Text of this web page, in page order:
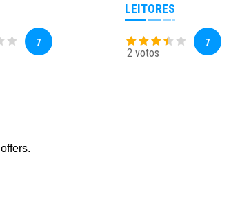
7
LEITORES
2 votos
7